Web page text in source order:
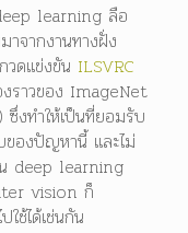
learning ลือ
าจากงานทางฝั่ง
ดแข่งขัน ILSVRC
ราวของ ImageNet
ซึ่งทำให้เป็นที่ยอมรับ
องปัญหานี้ และไม่
น deep learning
vision ก็
ใช้ได้เช่นกัน